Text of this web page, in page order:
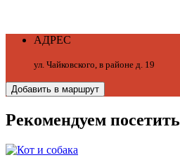
АДРЕС
ул. Чайковского, в районе д. 19
Добавить в маршрут
Рекомендуем посетить